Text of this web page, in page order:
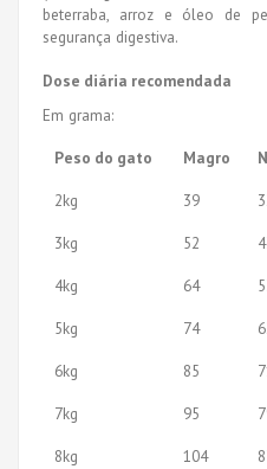
beterraba, arroz e óleo de
segurança digestiva.
Dose diária recomendada
Em grama:
Peso do gato
Magro
2kg
39
3kg
52
4kg
64
5kg
74
6kg
85
7kg
95
8kg
104